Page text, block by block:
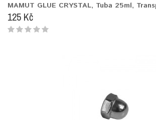
MAMUT GLUE CRYSTAL, Tuba 25ml,
125 Kč